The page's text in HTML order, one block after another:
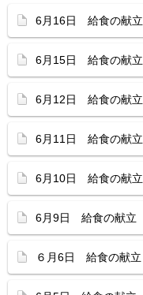
6月16日 給食の献立
6月15日 給食の献立
6月12日 給食の献立
6月11日 給食の献立
6月10日 給食の献立
6月9日 給食の献立
６月6日 給食の献立